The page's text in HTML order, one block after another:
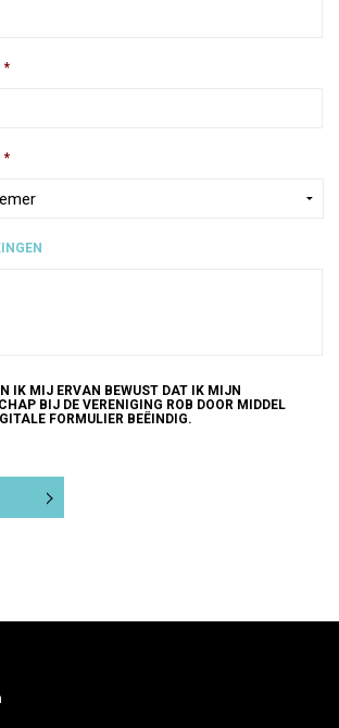
*
*
IK MIJ ERVAN BEWUST DAT IK MIJN
BIJ DE VERENIGING ROB DOOR MIDDEL
FORMULIER BEËINDIG.